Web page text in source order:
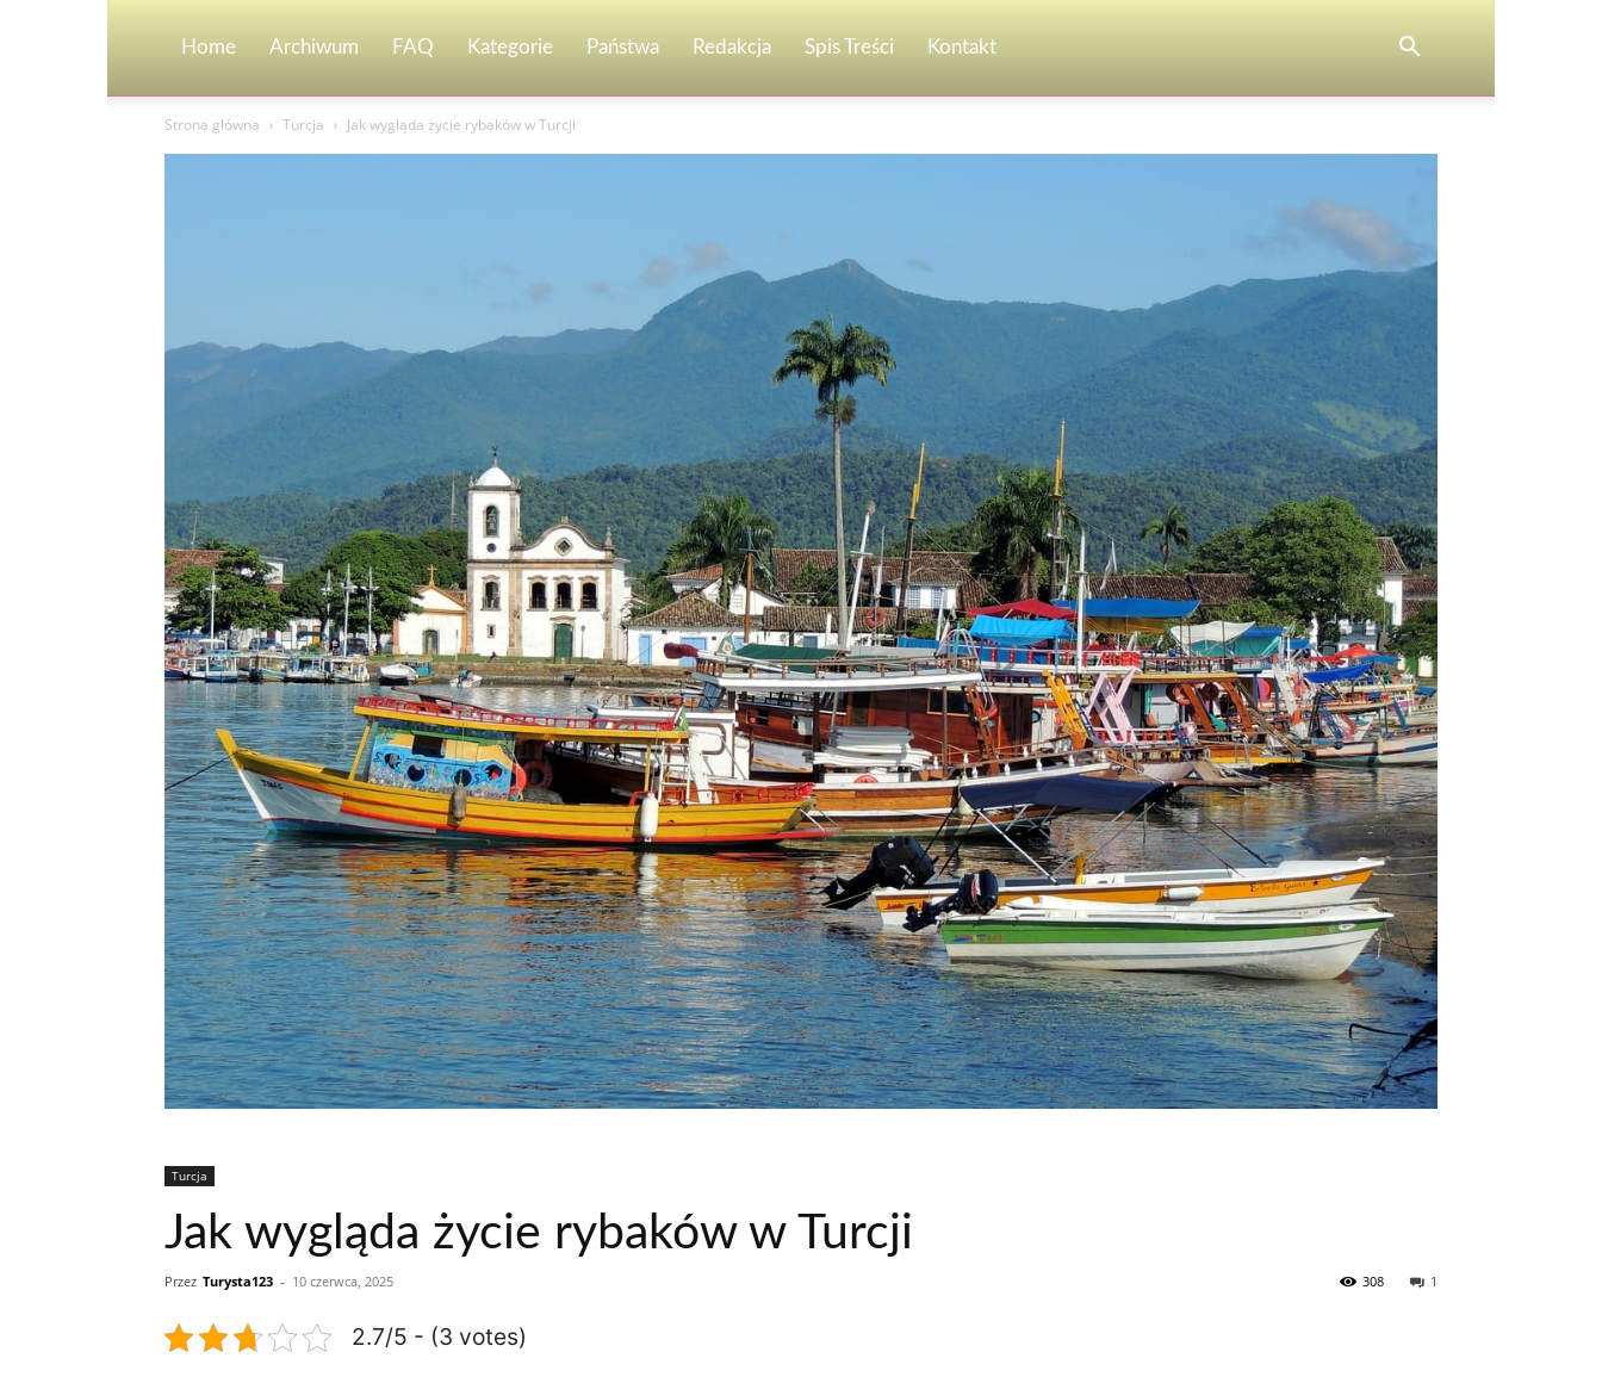
Home Archiwum FAQ Kategorie Państwa Redakcja Spis Treści Kontakt
Strona główna Turcja Jak wygląda życie rybaków w Turcji
Turcja
Jak wygląda życie rybaków w Turcji
Przez Turysta123 - 10 czerwca, 2025 1
308
2.7/5 - (3 votes)